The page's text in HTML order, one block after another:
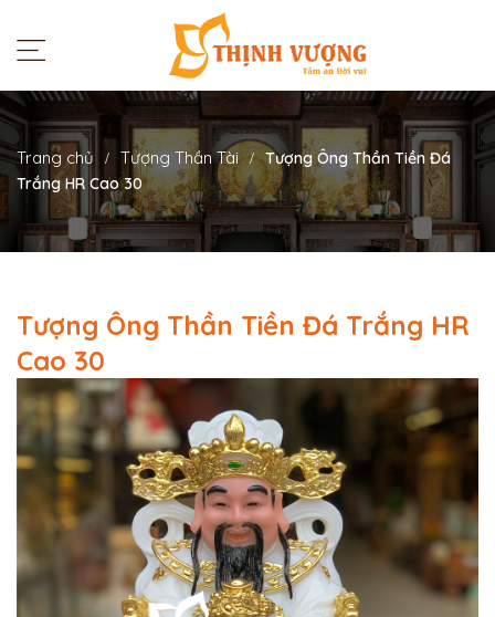
Trang chủ Tượng Thần Tài
Tượng Ông Thần Tiền Đá
Trắng HR Cao 30
Tượng Ông Thần Tiền Đá Trắng HR
Cao 30